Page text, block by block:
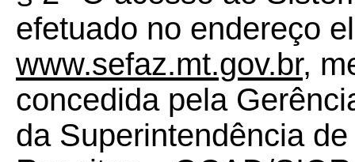
efetuado no endereço
www.sefaz.mt.gov.br,
concedida pela
da Superintendência